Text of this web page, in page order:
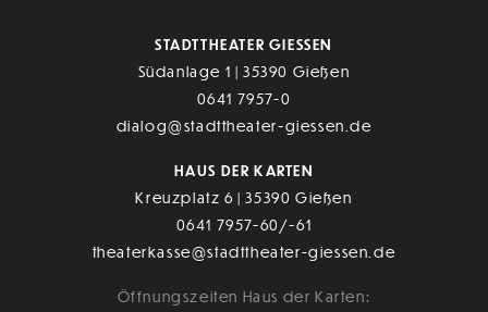
STADTTHEATER GIESSEN
Südanlage 1 | 35390 Gießen
0641 7957-0
dialog@stadttheater-giessen.de
HAUS DER KARTEN
Kreuzplatz 6 | 35390 Gießen
0641 7957-60/-61
theaterkasse@stadttheater-giessen.de
Öffnungszeiten Haus der Karten: